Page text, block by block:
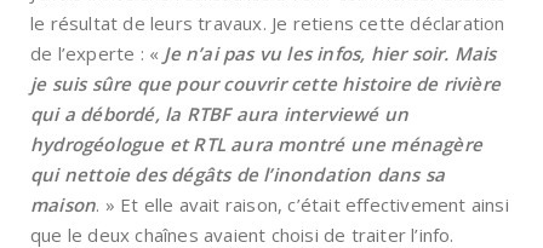
le résultat de leurs travaux. Je retiens cette déclaration
de l’experte : « Je n’ai pas vu les infos, hier soir. Mais
je suis sûre que pour couvrir cette histoire de rivière
qui a débordé, la RTBF aura interviewé un
hydrogéologue et RTL aura montré une ménagère
qui nettoie des dégâts de l’inondation dans sa
maison. » Et elle avait raison, c’était effectivement ainsi
que le deux chaînes avaient choisi de traiter l’info.